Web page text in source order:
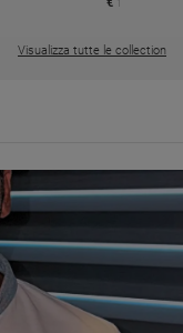
Visualizza tutte le collection